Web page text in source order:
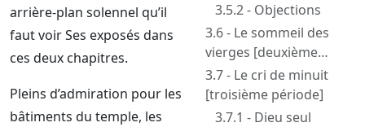
arrière-plan solennel qu’il
faut voir Ses exposés dans
ces deux chapitres.
Pleins d’admiration pour les
bâtiments du temple, les
3.5.2 - Objections
3.6 - Le sommeil des
vierges [deuxième
période]
3.7 - Le cri de minuit
[troisième période]
3.7.1 - Dieu seul